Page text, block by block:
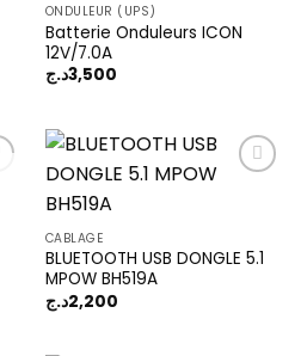
Add to
ONDULEUR (UPS)
Batterie Onduleurs ICON
12V/7.0A
3,500د.ج
wishlist
CABLAGE
BLUETOOTH USB DONGLE 5.1
MPOW BH519A
2,200د.ج